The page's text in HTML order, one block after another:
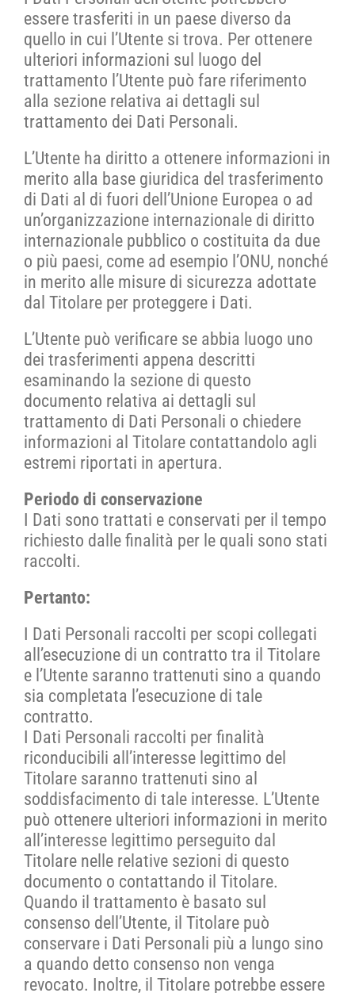
essere trasferiti in un paese diverso da
quello in cui l’Utente si trova. Per ottenere
ulteriori informazioni sul luogo del
trattamento l’Utente può fare riferimento
alla sezione relativa ai dettagli sul
trattamento dei Dati Personali.
L’Utente ha diritto a ottenere informazioni in
merito alla base giuridica del trasferimento
di Dati al di fuori dell’Unione Europea o ad
un’organizzazione internazionale di diritto
internazionale pubblico o costituita da due
o più paesi, come ad esempio l’ONU, nonché
in merito alle misure di sicurezza adottate
dal Titolare per proteggere i Dati.
L’Utente può verificare se abbia luogo uno
dei trasferimenti appena descritti
esaminando la sezione di questo
documento relativa ai dettagli sul
trattamento di Dati Personali o chiedere
informazioni al Titolare contattandolo agli
estremi riportati in apertura.
Periodo di conservazione
I Dati sono trattati e conservati per il tempo
richiesto dalle finalità per le quali sono stati
raccolti.
Pertanto:
I Dati Personali raccolti per scopi collegati
all’esecuzione di un contratto tra il Titolare
e l’Utente saranno trattenuti sino a quando
sia completata l’esecuzione di tale
contratto.
I Dati Personali raccolti per finalità
riconducibili all’interesse legittimo del
Titolare saranno trattenuti sino al
soddisfacimento di tale interesse. L’Utente
può ottenere ulteriori informazioni in merito
all’interesse legittimo perseguito dal
Titolare nelle relative sezioni di questo
documento o contattando il Titolare.
Quando il trattamento è basato sul
consenso dell’Utente, il Titolare può
conservare i Dati Personali più a lungo sino
a quando detto consenso non venga
revocato. Inoltre, il Titolare potrebbe essere